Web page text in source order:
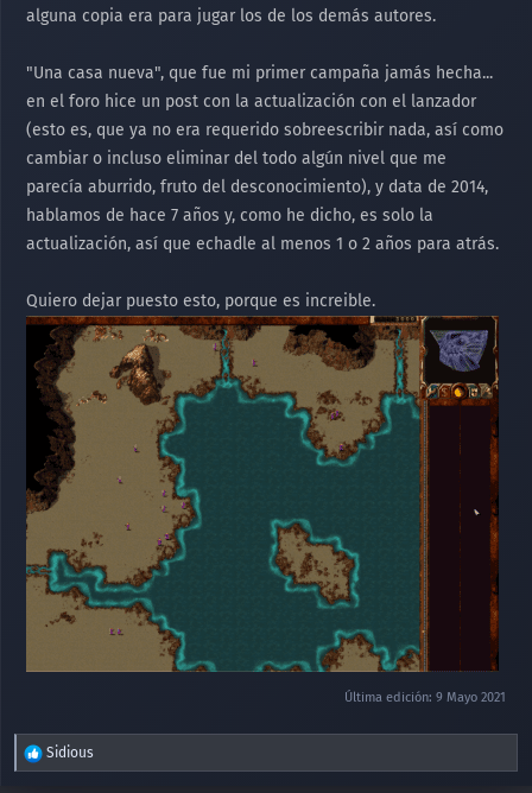
alguna copia era para jugar los de los demás autores.
"Una casa nueva", que fue mi primer campaña jamás hecha...
en el foro hice un post con la actualización con el lanzador
(esto es, que ya no era requerido sobreescribir nada, así como
cambiar o incluso eliminar del todo algún nivel que me
parecía aburrido, fruto del desconocimiento), y data de 2014,
hablamos de hace 7 años y, como he dicho, es solo la
actualización, así que echadle al menos 1 o 2 años para atrás.
Quiero dejar puesto esto, porque es increible.
Última edición: 9 Mayo 2021
R
e
Sidious